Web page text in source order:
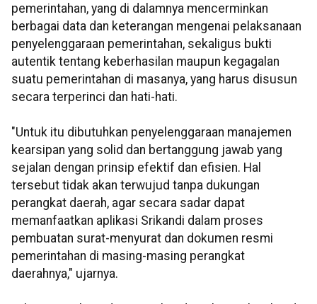
pemerintahan, yang di dalamnya mencerminkan
berbagai data dan keterangan mengenai pelaksanaan
penyelenggaraan pemerintahan, sekaligus bukti
autentik tentang keberhasilan maupun kegagalan
suatu pemerintahan di masanya, yang harus disusun
secara terperinci dan hati-hati.
"Untuk itu dibutuhkan penyelenggaraan manajemen
kearsipan yang solid dan bertanggung jawab yang
sejalan dengan prinsip efektif dan efisien. Hal
tersebut tidak akan terwujud tanpa dukungan
perangkat daerah, agar secara sadar dapat
memanfaatkan aplikasi Srikandi dalam proses
pembuatan surat-menyurat dan dokumen resmi
pemerintahan di masing-masing perangkat
daerahnya," ujarnya.